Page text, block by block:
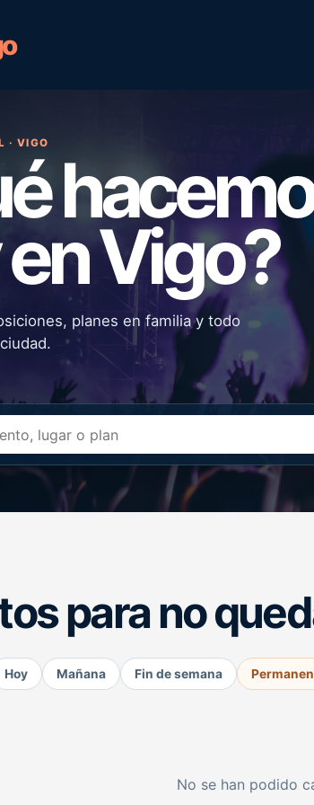
· VIGO
Vigo?
planes en familia y todo
para no
Hoy Mañana Fin de semana
No se han podido